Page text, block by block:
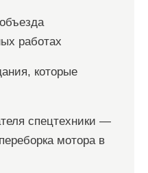
работах
которые
спецтехники —
мотора в